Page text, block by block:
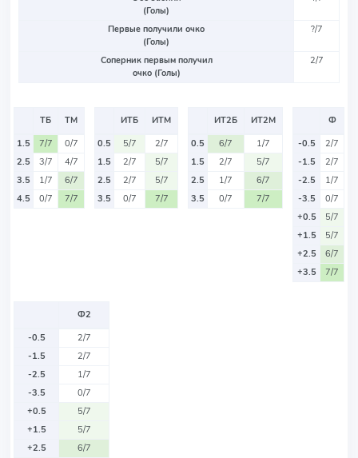
(Голы)
Первые получили очко
(Голы)
?/7
Соперник первым получил
очко (Голы)
2/7
ТБ
ТМ
1.5
7/7
0/7
2.5
3/7
4/7
3.5
1/7
6/7
4.5
0/7 7/7
ИТБ
ИТМ
0.5
5/7
2/7
1.5
2/7
5/7
2.5
2/7
5/7
3.5
0/7 7/7
ИТ2Б
ИТ2М
0.5
6/7
1/7
1.5
2/7
5/7
2.5
1/7
6/7
3.5
0/7 7/7
Ф
-0.5
2/7
-1.5
2/7
-2.5
1/7
-3.5
0/7
+0.5
5/7
+1.5
5/7
+2.5
6/7
+3.5
7/7
Ф2
-0.5
2/7
-1.5
2/7
-2.5
1/7
-3.5
0/7
+0.5
5/7
+1.5
5/7
+2.5
6/7